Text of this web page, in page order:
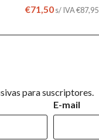
€71,50s/ IVA€87,95
para suscriptores.
E-mail